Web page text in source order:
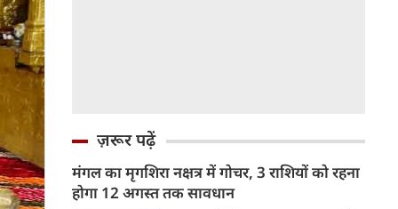
ज़रूर पढ़ें
मंगल का मृगशिरा नक्षत्र में गोचर, 3 राशियों को रहना
होगा 12 अगस्त तक सावधान